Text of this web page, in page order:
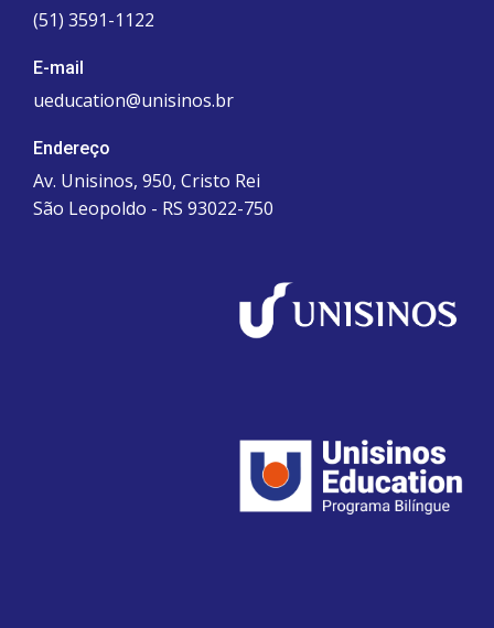
(51) 3591-1122
E-mail
ueducation@unisinos.br
Endereço
Av. Unisinos, 950, Cristo Rei
São Leopoldo - RS 93022-750